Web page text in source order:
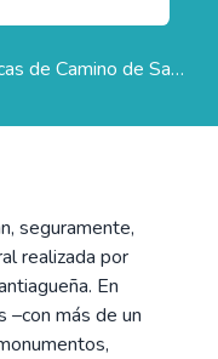
Crónicas de Camino de Santiago
seguramente,
realizada por
En
más de un